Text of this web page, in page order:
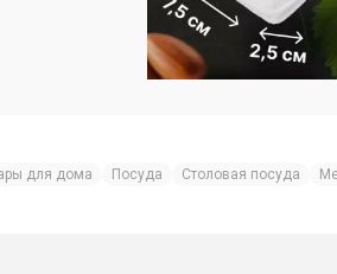
для дома Посуда Столовая посуда